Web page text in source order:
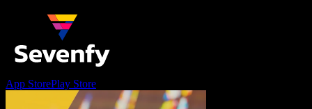
App StorePlay Store